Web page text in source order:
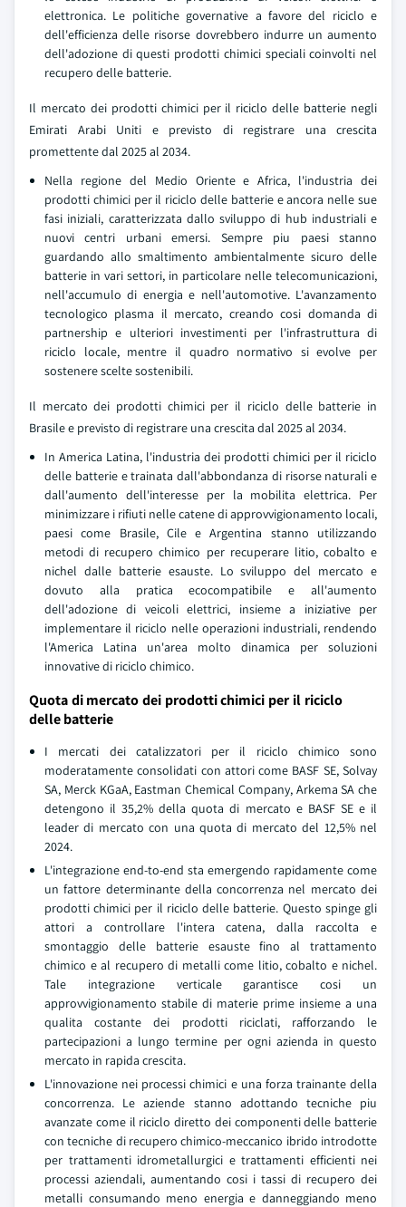
elettronica. Le politiche governative a favore del riciclo e
dell'efficienza delle risorse dovrebbero indurre un aumento
dell'adozione di questi prodotti chimici speciali coinvolti nel
recupero delle batterie.
Il mercato dei prodotti chimici per il riciclo delle batterie negli
Emirati Arabi Uniti e previsto di registrare una crescita
promettente dal 2025 al 2034.
Nella regione del Medio Oriente e Africa, l'industria dei
prodotti chimici per il riciclo delle batterie e ancora nelle sue
fasi iniziali, caratterizzata dallo sviluppo di hub industriali e
nuovi centri urbani emersi. Sempre piu paesi stanno
guardando allo smaltimento ambientalmente sicuro delle
batterie in vari settori, in particolare nelle telecomunicazioni,
nell'accumulo di energia e nell'automotive. L'avanzamento
tecnologico plasma il mercato, creando cosi domanda di
partnership e ulteriori investimenti per l'infrastruttura di
riciclo locale, mentre il quadro normativo si evolve per
sostenere scelte sostenibili.
Il mercato dei prodotti chimici per il riciclo delle batterie in
Brasile e previsto di registrare una crescita dal 2025 al 2034.
In America Latina, l'industria dei prodotti chimici per il riciclo
delle batterie e trainata dall'abbondanza di risorse naturali e
dall'aumento dell'interesse per la mobilita elettrica. Per
minimizzare i rifiuti nelle catene di approvvigionamento locali,
paesi come Brasile, Cile e Argentina stanno utilizzando
metodi di recupero chimico per recuperare litio, cobalto e
nichel dalle batterie esauste. Lo sviluppo del mercato e
dovuto alla pratica ecocompatibile e all'aumento
dell'adozione di veicoli elettrici, insieme a iniziative per
implementare il riciclo nelle operazioni industriali, rendendo
l'America Latina un'area molto dinamica per soluzioni
innovative di riciclo chimico.
Quota di mercato dei prodotti chimici per il riciclo
delle batterie
I mercati dei catalizzatori per il riciclo chimico sono
moderatamente consolidati con attori come BASF SE, Solvay
SA, Merck KGaA, Eastman Chemical Company, Arkema SA che
detengono il 35,2% della quota di mercato e BASF SE e il
leader di mercato con una quota di mercato del 12,5% nel
2024.
L'integrazione end-to-end sta emergendo rapidamente come
un fattore determinante della concorrenza nel mercato dei
prodotti chimici per il riciclo delle batterie. Questo spinge gli
attori a controllare l'intera catena, dalla raccolta e
smontaggio delle batterie esauste fino al trattamento
chimico e al recupero di metalli come litio, cobalto e nichel.
Tale integrazione verticale garantisce cosi un
approvvigionamento stabile di materie prime insieme a una
qualita costante dei prodotti riciclati, rafforzando le
partecipazioni a lungo termine per ogni azienda in questo
mercato in rapida crescita.
L'innovazione nei processi chimici e una forza trainante della
concorrenza. Le aziende stanno adottando tecniche piu
avanzate come il riciclo diretto dei componenti delle batterie
con tecniche di recupero chimico-meccanico ibrido introdotte
per trattamenti idrometallurgici e trattamenti efficienti nei
processi aziendali, aumentando cosi i tassi di recupero dei
metalli consumando meno energia e danneggiando meno